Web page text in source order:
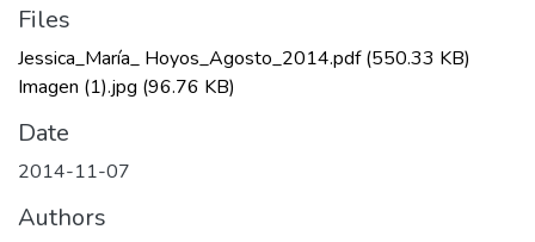
Files
Jessica_María_ Hoyos_Agosto_2014.pdf(550.33 KB)
Imagen (1).jpg (96.76 KB)
Date
2014-11-07
Authors